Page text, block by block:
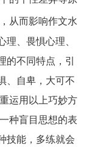
从而影响作文水
、畏惧心理、
的不同特点，引
、自卑，大可不
运用以上巧妙方
种盲目思想的表
技能，多练就会